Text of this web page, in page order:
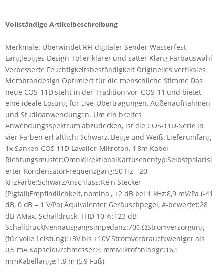
Vollständige Artikelbeschreibung
Merkmale: Überwindet RFI digitaler Sender Wasserfest
Langlebiges Design Toller klarer und satter Klang Farbauswahl
Verbesserte Feuchtigkeitsbeständigkeit Originelles vertikales
Membrandesign Optimiert für die menschliche Stimme Das
neue COS-11D steht in der Tradition von COS-11 und bietet
eine ideale Lösung für Live-Übertragungen, Außenaufnahmen
und Studioanwendungen. Um ein breites
Anwendungsspektrum abzudecken, ist die COS-11D-Serie in
vier Farben erhältlich: Schwarz, Beige und Weiß. Lieferumfang
1x Sanken COS 11D Lavalier-Mikrofon, 1,8m Kabel
Richtungsmuster:OmnidirektionalKartuschentyp:Selbstpolarisi
erter KondensatorFrequenzgang:50 Hz - 20
kHzFarbe:SchwarzAnschluss:Kein Stecker
(Pigtail)Empfindlichkeit, nominal, ±2 dB bei 1 kHz:8,9 mV/Pa (-41
dB, 0 dB = 1 V/Pa) Äquivalenter Geräuschpegel, A-bewertet:28
dB-AMax. Schalldruck, THD 10 %:123 dB
SchalldruckNennausgangsimpedanz:700 ΩStromversorgung
(für volle Leistung):+3V bis +10V Stromverbrauch:weniger als
0,5 mA Kapseldurchmesser:4 mmMikrofonlänge:16,1
mmKabellänge:1,8 m (5,9 Fuß)